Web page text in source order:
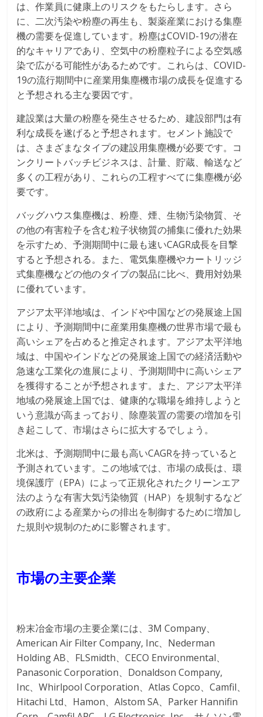
は、作業員に健康上のリスクをもたらします。さら
に、二次汚染や粉塵の再生も、製薬産業における集塵
機の需要を促進しています。粉塵はCOVID-19の潜在
的なキャリアであり、空気中の粉塵粒子による空気感
染で広がる可能性があるためです。これらは、COVID-
19の流行期間中に産業用集塵機市場の成長を促進する
と予想される主な要因です。
建設業は大量の粉塵を発生させるため、建設部門は有
利な成長を遂げると予想されます。セメント施設で
は、さまざまなタイプの建設用集塵機が必要です。コ
ンクリートバッチビジネスは、計量、貯蔵、輸送など
多くの工程があり、これらの工程すべてに集塵機が必
要です。
バッグハウス集塵機は、粉塵、煙、生物汚染物質、そ
の他の有害粒子を含む粒子状物質の捕集に優れた効果
を示すため、予測期間中に最も速いCAGR成長を目撃
すると予想される。また、電気集塵機やカートリッジ
式集塵機などの他のタイプの製品に比べ、費用対効果
に優れています。
アジア太平洋地域は、インドや中国などの発展途上国
により、予測期間中に産業用集塵機の世界市場で最も
高いシェアを占めると推定されます。アジア太平洋地
域は、中国やインドなどの発展途上国での経済活動や
急速な工業化の進展により、予測期間中に高いシェア
を獲得することが予想されます。また、アジア太平洋
地域の発展途上国では、健康的な職場を維持しようと
いう意識が高まっており、除塵装置の需要の増加を引
き起こして、市場はさらに拡大するでしょう。
北米は、予測期間中に最も高いCAGRを持っていると
予測されています。この地域では、市場の成長は、環
境保護庁（EPA）によって正規化されたクリーンエア
法のような有害大気汚染物質（HAP）を規制するなど
の政府による産業からの排出を制御するために増加し
た規則や規制のために影響されます。
市場の主要企業
粉末冶金市場の主要企業には、3M Company、
American Air Filter Company, Inc、Nederman
Holding AB、FLSmidth、CECO Environmental、
Panasonic Corporation、Donaldson Company,
Inc、Whirlpool Corporation、Atlas Copco、Camfil、
Hitachi Ltd、Hamon、Alstom SA、Parker Hannifin